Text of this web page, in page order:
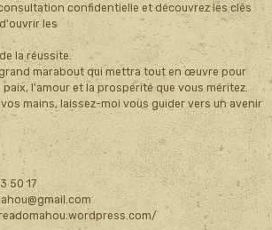
confidentielle et découvrez les clés
les
la réussite.
marabout qui mettra tout en œuvre pour
l'amour et la prospérité que vous méritez.
mains, laissez-moi vous guider vers un avenir
50 17